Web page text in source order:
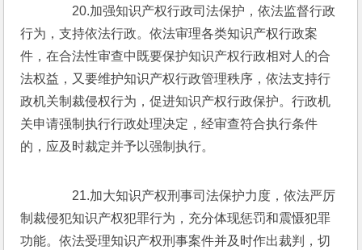
20.加强知识产权行政司法保护，依法监督行政
行为，支持依法行政。依法审理各类知识产权行政案
件，在合法性审查中既要保护知识产权行政相对人的合
法权益，又要维护知识产权行政管理秩序，依法支持行
政机关制裁侵权行为，促进知识产权行政保护。行政机
关申请强制执行行政处理决定，经审查符合执行条件
的，应及时裁定并予以强制执行。
21.加大知识产权刑事司法保护力度，依法严厉
制裁侵犯知识产权犯罪行为，充分体现惩罚和震慑犯罪
功能。依法受理知识产权刑事案件并及时作出裁判，切